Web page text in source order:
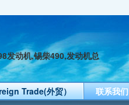
发动机,锡柴490,发动机总
Trade(外贸） 联系我们